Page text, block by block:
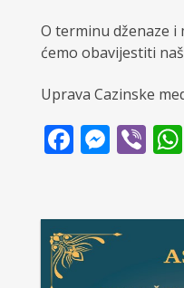
O terminu dženaze
ćemo obavijestiti
Uprava Cazinske
Facebook